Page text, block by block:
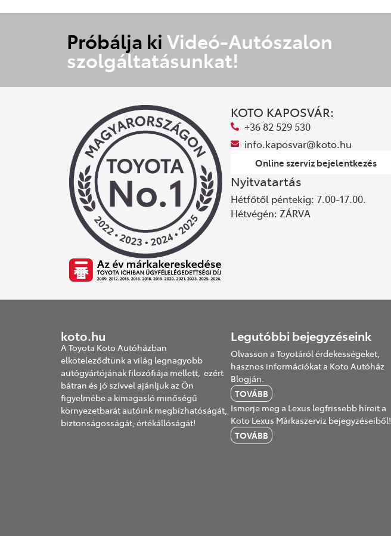
Próbálja ki Videó-Autószalon
szolgáltatásunkat!
KOTO KAPOSVÁR:
+36 82 529 530
info.kaposvar@koto.hu
Online szerviz bejelentkezés
Nyitvatartás
Hétfőtől péntekig: 7.00-17.00.
Hétvégén: ZÁRVA
koto.hu
A Toyota Koto Autóházban
elköteleződtünk a világ legnagyobb
autógyártójának filozófiája mellett, ezért
bátran és jó szívvel ajánljuk az Ön
figyelmébe a kimagasló minőségű
környezetbarát autóink megbízhatóságát,
biztonságosságát, értékállóságát!
Legutóbbi bejegyzéseink
Olvasson a Toyotáról érdekességeket,
hasznos információkat a Koto Autóház
Blogján.
TOVÁBB
Ismerje meg a Lexus legfrissebb híreit a
Koto Lexus Márkaszerviz bejegyzéseiből!
TOVÁBB